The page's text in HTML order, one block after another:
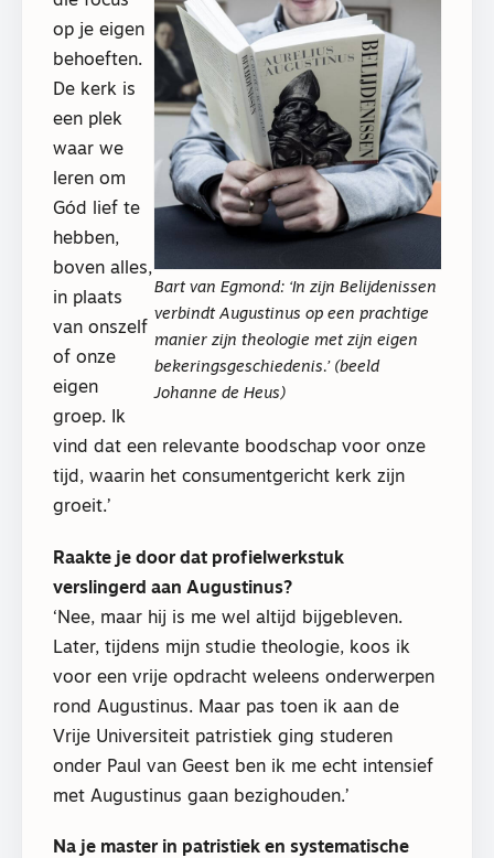
Bart van Egmond: ‘In zijn Belijdenissen
verbindt Augustinus op een prachtige
manier zijn theologie met zijn eigen
bekeringsgeschiedenis.’ (beeld
Johanne de Heus)
op je eigen
behoeften.
De kerk is
een plek
waar we
leren om
Gód lief te
hebben,
boven alles,
in plaats
van onszelf
of onze
eigen
groep. Ik
vind dat een relevante boodschap voor onze
tijd, waarin het consumentgericht kerk zijn
groeit.’
Raakte je door dat profielwerkstuk
verslingerd aan Augustinus?
‘Nee, maar hij is me wel altijd bijgebleven.
Later, tijdens mijn studie theologie, koos ik
voor een vrije opdracht weleens onderwerpen
rond Augustinus. Maar pas toen ik aan de
Vrije Universiteit patristiek ging studeren
onder Paul van Geest ben ik me echt intensief
met Augustinus gaan bezighouden.’
Na je master in patristiek en systematische